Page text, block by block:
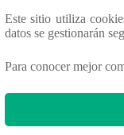
Este sitio utiliza
datos se gestionarán
Para conocer mejor